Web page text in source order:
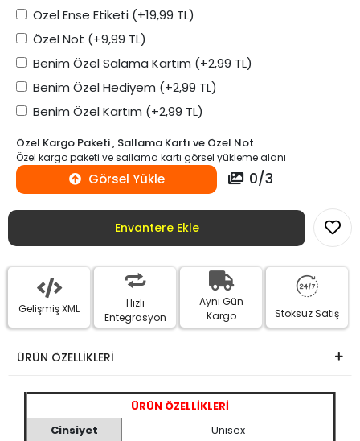
Özel Ense Etiketi (+19,99 TL)
Özel Not (+9,99 TL)
Benim Özel Salama Kartım (+2,99 TL)
Benim Özel Hediyem (+2,99 TL)
Benim Özel Kartım (+2,99 TL)
Özel Kargo Paketi , Sallama Kartı ve Özel Not
Özel kargo paketi ve sallama kartı görsel yükleme alanı
Görsel Yükle 0/3
Envantere Ekle
Gelişmiş XML
Hızlı
Entegrasyon
Aynı Gün
Kargo
Stoksuz Satış
ÜRÜN ÖZELLİKLERİ
ÜRÜN ÖZELLİKLERİ
Cinsiyet
Unisex